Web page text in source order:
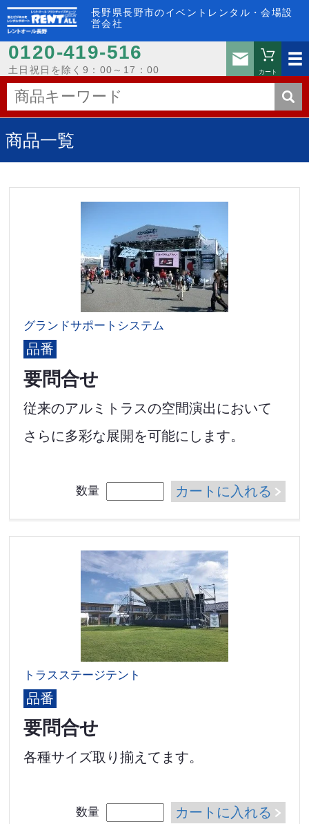
長野県長野市のイベントレンタル・会場設
営会社
0120-419-516
土日祝日を除く9：00～17：00
お問い
カート
商品一覧
グランドサポートシステム
品番
要問合せ
従来のアルミトラスの空間演出において
さらに多彩な展開を可能にします。
数量 カートに入れる
トラスステージテント
品番
要問合せ
各種サイズ取り揃えてます。
数量 カートに入れる